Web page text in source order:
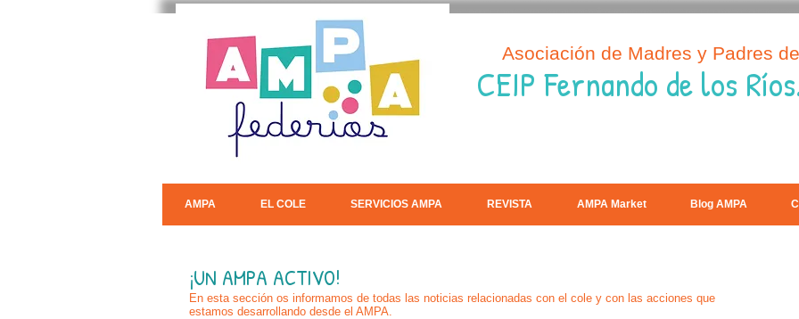
Asociación de Madres y Padres
CEIP Fernando de los
AMPA EL COLE SERVICIOS AMPA REVISTA AMPA Market Blog AMPA
¡UN AMPA ACTIVO!
En esta sección os informamos de todas las noticias relacionadas con el cole y con las acciones que
estamos desarrollando desde el AMPA.